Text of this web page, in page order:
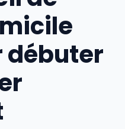
débuter